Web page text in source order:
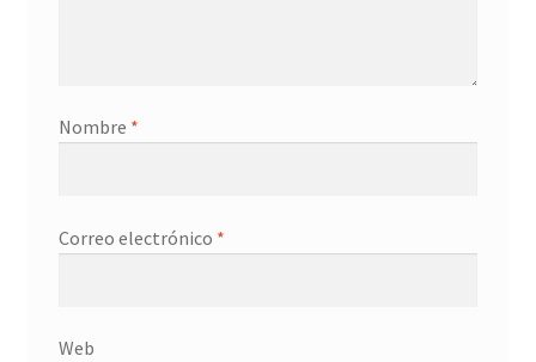
Nombre *
Correo electrónico *
Web